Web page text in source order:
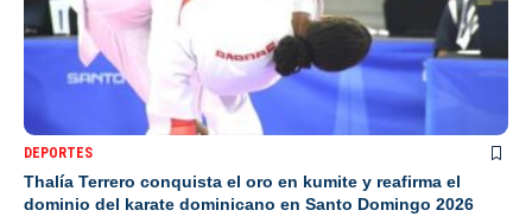
DEPORTES
Thalía Terrero conquista el oro en kumite y reafirma el
dominio del karate dominicano en Santo Domingo 2026